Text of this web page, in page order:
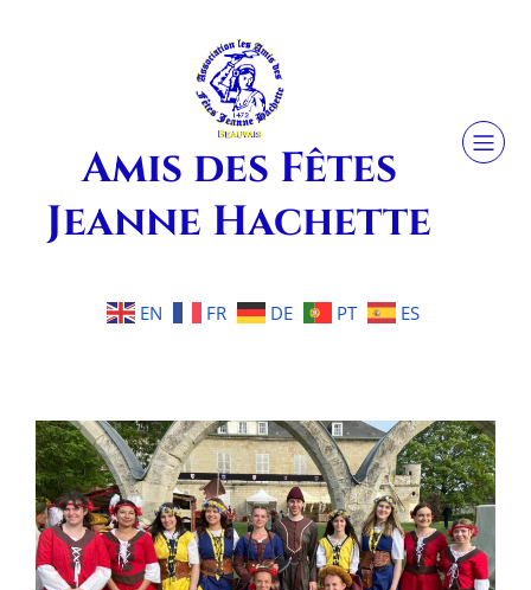
Amis des Fêtes
Jeanne Hachette
EN FR DE PT ES